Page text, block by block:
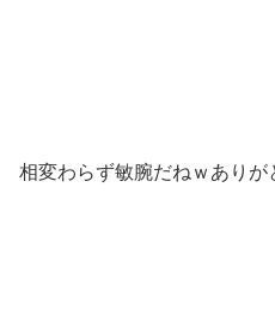
相変わらず敏腕だねｗありが